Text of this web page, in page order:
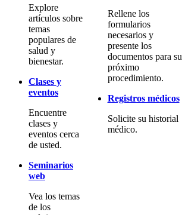
Explore
artículos sobre
temas
populares de
salud y
bienestar.
Clases y
eventos
Encuentre
clases y
eventos cerca
de usted.
Seminarios
web
Vea los temas
de los
Rellene los
formularios
necesarios y
presente los
documentos para su
próximo
procedimiento.
Registros médicos
Solicite su historial
médico.